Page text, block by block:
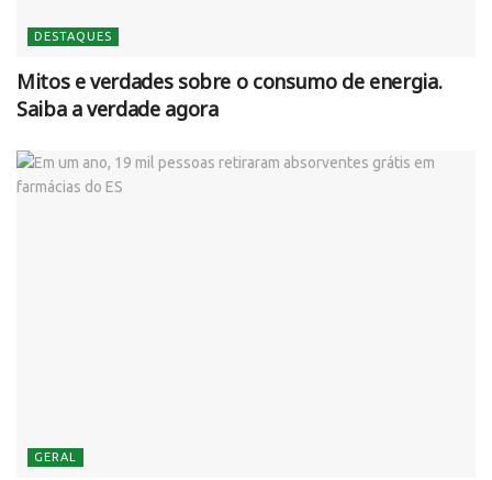
DESTAQUES
Mitos e verdades sobre o consumo de energia.
Saiba a verdade agora
GERAL